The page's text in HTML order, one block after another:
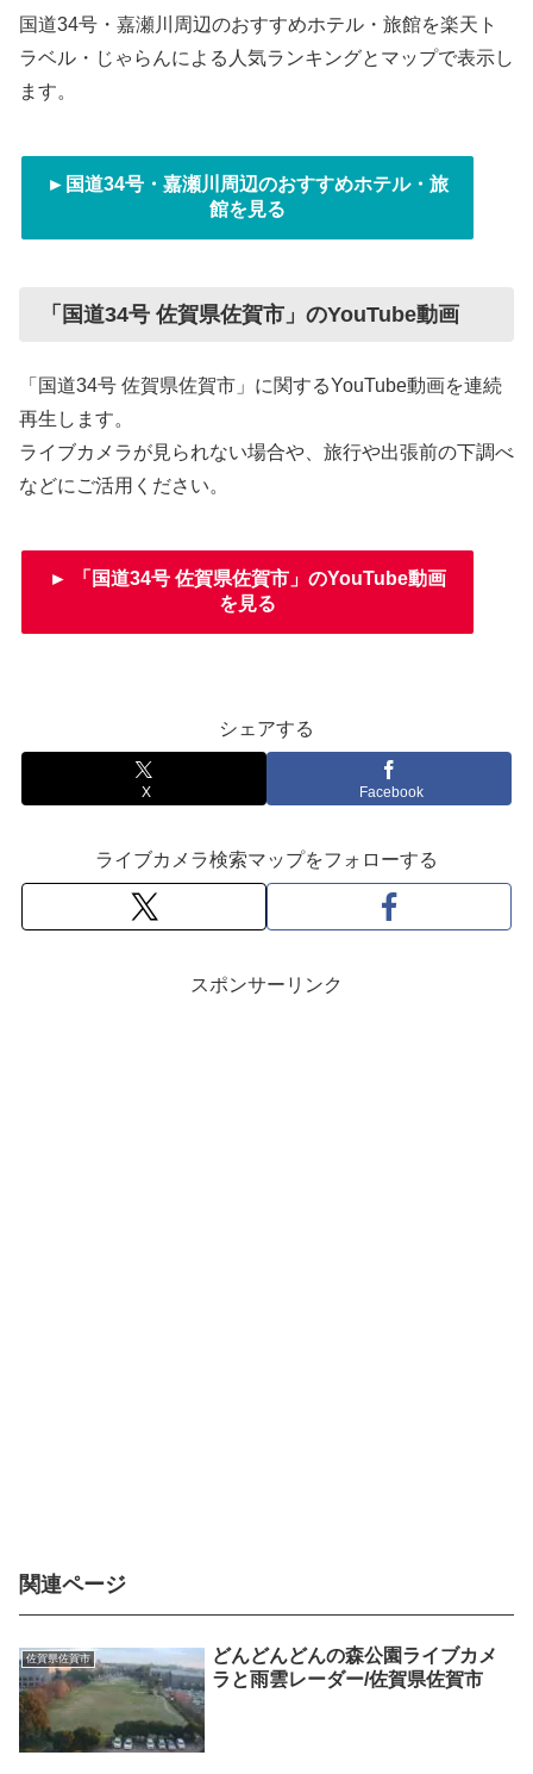
国道34号・嘉瀬川周辺のおすすめホテル・旅館を楽天ト
ラベル・じゃらんによる人気ランキングとマップで表示し
ます。
►国道34号・嘉瀬川周辺のおすすめホテル・旅
館を見る
「国道34号 佐賀県佐賀市」のYouTube動画
「国道34号 佐賀県佐賀市」に関するYouTube動画を連続
再生します。
ライブカメラが見られない場合や、旅行や出張前の下調べ
などにご活用ください。
► 「国道34号 佐賀県佐賀市」のYouTube動画
を見る
シェアする
X Facebook
ライブカメラ検索マップをフォローする
スポンサーリンク
関連ページ
佐賀県佐賀市
どんどんどんの森公園ライブカメ
ラと雨雲レーダー/佐賀県佐賀市